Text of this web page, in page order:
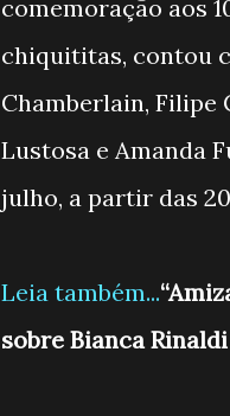
comemoração aos
chiquititas, contou
Chamberlain, Filipe
Lustosa e Amanda
julho, a partir das
Leia também...
sobre Bianca Rinaldi